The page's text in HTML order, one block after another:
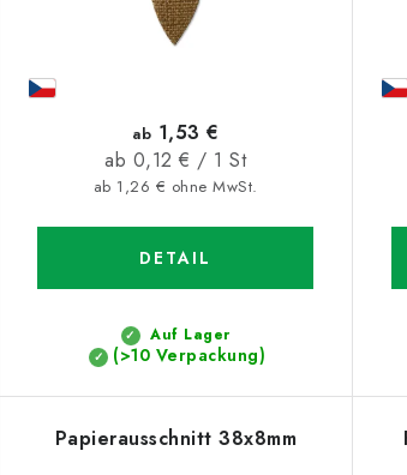
Auf Lager
(>10 Verpackung)
ab 1,26 € ohne MwSt.
ab 1,53 €
Verkaufspreis:
ab 0,12 € / 1 St
DETAIL
Papierausschnitt 38x8mm